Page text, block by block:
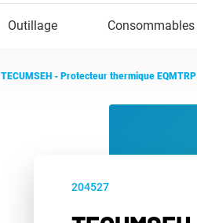
Outillage Consommables
TECUMSEH - Protecteur thermique
204527